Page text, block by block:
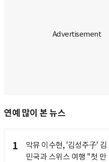
연예 많이 본 뉴스
1
악뮤 이수현, '김성주子' 김
민국과 스위스 여행 "첫 만